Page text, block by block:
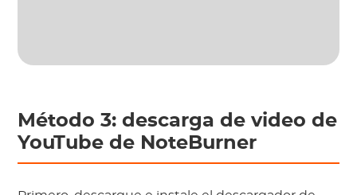
Método 3: descarga de video de
YouTube de NoteBurner